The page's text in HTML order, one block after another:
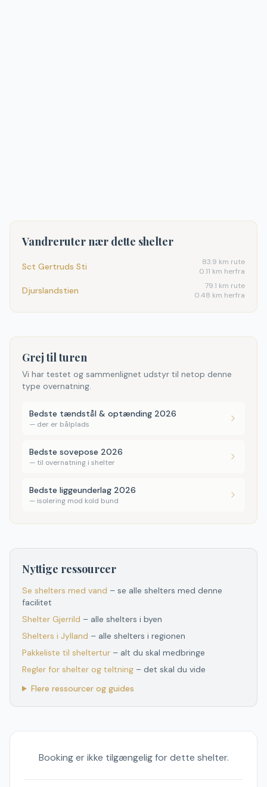
Vandreruter nær dette shelter
Sct Gertruds Sti 83.9 km rute
0.11 km herfra
Djurslandstien 79.1 km rute
0.48 km herfra
Grej til turen
Vi har testet og sammenlignet udstyr til netop denne
type overnatning.
Bedste tændstål & optænding 2026
— der er bålplads
Bedste sovepose 2026
— til overnatning i shelter
Bedste liggeunderlag 2026
— isolering mod kold bund
Nyttige ressourcer
Se shelters med vand – se alle shelters med denne
facilitet
Shelter Gjerrild – alle shelters i byen
Shelters i Jylland – alle shelters i regionen
Pakkeliste til sheltertur – alt du skal medbringe
Regler for shelter og teltning – det skal du vide
Flere ressourcer og guides
Booking er ikke tilgængelig for dette shelter.